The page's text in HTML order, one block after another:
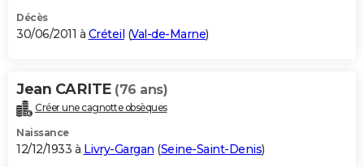
Décès
30/06/2011 à Créteil (Val-de-Marne)
Jean CARITE (76 ans)
Créer une cagnotte obsèques
Naissance
12/12/1933 à Livry-Gargan (Seine-Saint-Denis)